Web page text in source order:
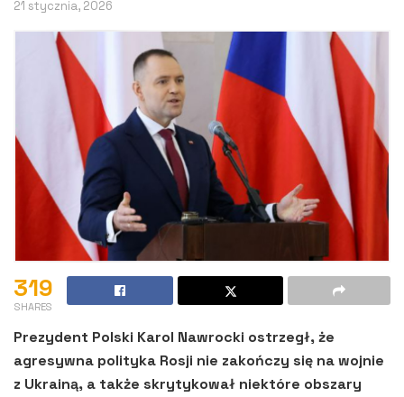
21 stycznia, 2026
319
SHARES
Prezydent Polski Karol Nawrocki ostrzegł, że
agresywna polityka Rosji nie zakończy się na wojnie
z Ukrainą, a także skrytykował niektóre obszary